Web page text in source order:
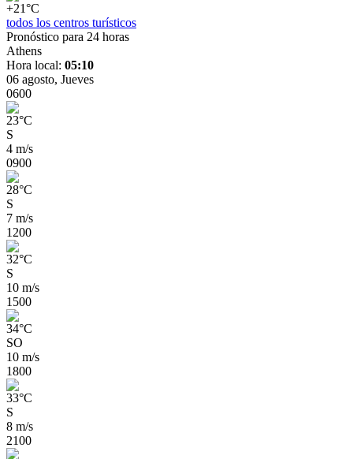
+21°C
todos los centros turísticos
Pronóstico para 24 horas
Athens
Hora local: 05:10
06 agosto, Jueves
0600
23°C
S
4 m/s
0900
28°C
S
7 m/s
1200
32°C
S
10 m/s
1500
34°C
SO
10 m/s
1800
33°C
S
8 m/s
2100